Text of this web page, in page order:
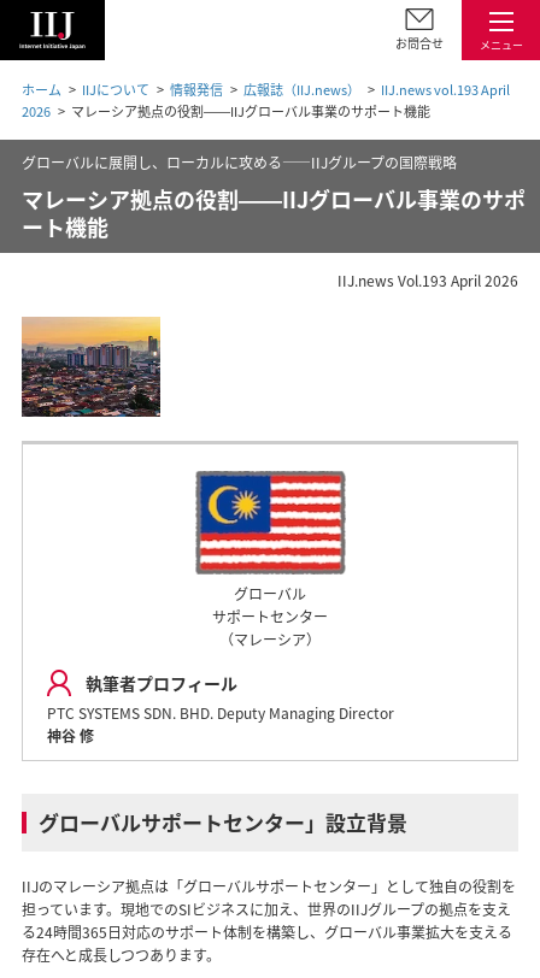
メニュー
お問合せ
ホーム IIJについて 情報発信 広報誌（IIJ.news）
IIJ.news vol.193 April
2026
マレーシア拠点の役割――IIJグローバル事業のサポート機能
グローバルに展開し、ローカルに攻める——IIJグループの国際戦略
マレーシア拠点の役割――IIJグローバル事業のサポ
ート機能
IIJ.news Vol.193 April 2026
グローバル
サポートセンター
（マレーシア）
執筆者プロフィール
PTC SYSTEMS SDN. BHD. Deputy Managing Director
神谷 修
グローバルサポートセンター」設立背景
IIJのマレーシア拠点は「グローバルサポートセンター」として独自の役割を
担っています。現地でのSIビジネスに加え、世界のIIJグループの拠点を支え
る24時間365日対応のサポート体制を構築し、グローバル事業拡大を支える
存在へと成長しつつあります。